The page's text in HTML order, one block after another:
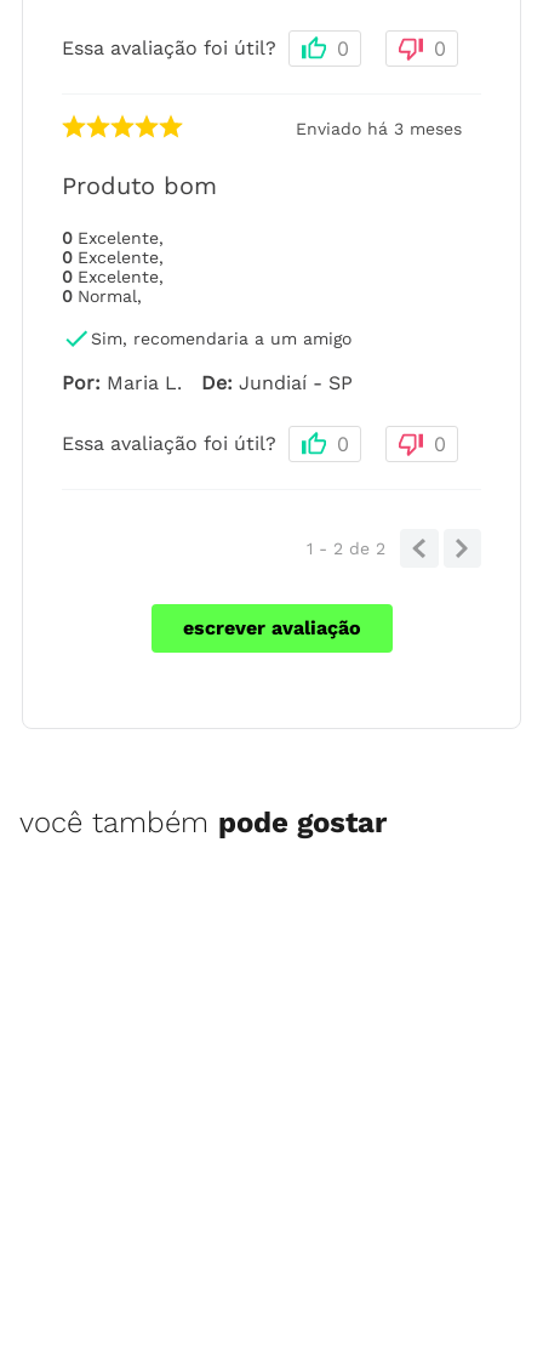
Essa avaliação foi útil? 0 0
Enviado há 3 meses
Produto bom
0 Excelente,
0 Excelente,
0 Excelente,
0 Normal,
Sim, recomendaria a um amigo
Por: Maria L. De: Jundiaí - SP
Essa avaliação foi útil? 0 0
1 - 2 de 2
escrever avaliação
você também pode gostar